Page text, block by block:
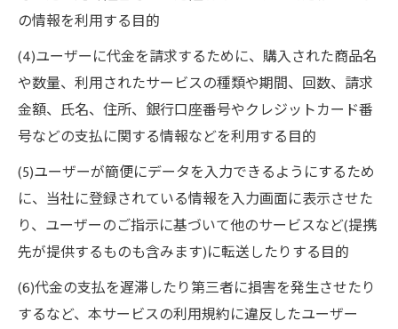
の情報を利用する目的
(4)ユーザーに代金を請求するために、購入された商品名
や数量、利用されたサービスの種類や期間、回数、請求
金額、氏名、住所、銀行口座番号やクレジットカード番
号などの支払に関する情報などを利用する目的
(5)ユーザーが簡便にデータを入力できるようにするため
に、当社に登録されている情報を入力画面に表示させた
り、ユーザーのご指示に基づいて他のサービスなど(提携
先が提供するものも含みます)に転送したりする目的
(6)代金の支払を遅滞したり第三者に損害を発生させたり
するなど、本サービスの利用規約に違反したユーザー